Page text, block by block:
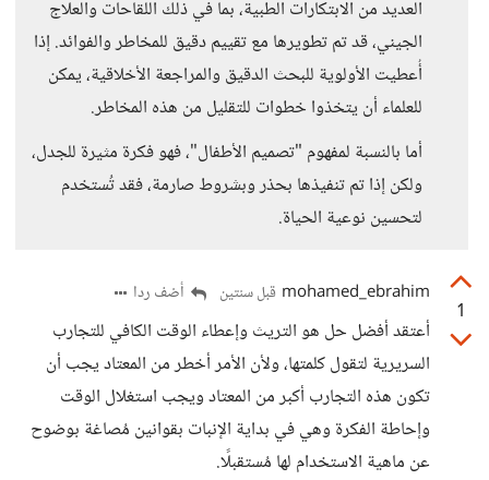
العديد من الابتكارات الطبية، بما في ذلك اللقاحات والعلاج
الجيني، قد تم تطويرها مع تقييم دقيق للمخاطر والفوائد. إذا
أُعطيت الأولوية للبحث الدقيق والمراجعة الأخلاقية، يمكن
للعلماء أن يتخذوا خطوات للتقليل من هذه المخاطر.
أما بالنسبة لمفهوم "تصميم الأطفال"، فهو فكرة مثيرة للجدل،
ولكن إذا تم تنفيذها بحذر وبشروط صارمة، فقد تُستخدم
لتحسين نوعية الحياة.
1
mohamed_ebrahim قبل سنتين أضف ردا
أعتقد أفضل حل هو التريث وإعطاء الوقت الكافي للتجارب
السريرية لتقول كلمتها، ولأن الأمر أخطر من المعتاد يجب أن
تكون هذه التجارب أكبر من المعتاد ويجب استغلال الوقت
وإحاطة الفكرة وهي في بداية الإنبات بقوانين مُصاغة بوضوح
عن ماهية الاستخدام لها مُستقبلًا.